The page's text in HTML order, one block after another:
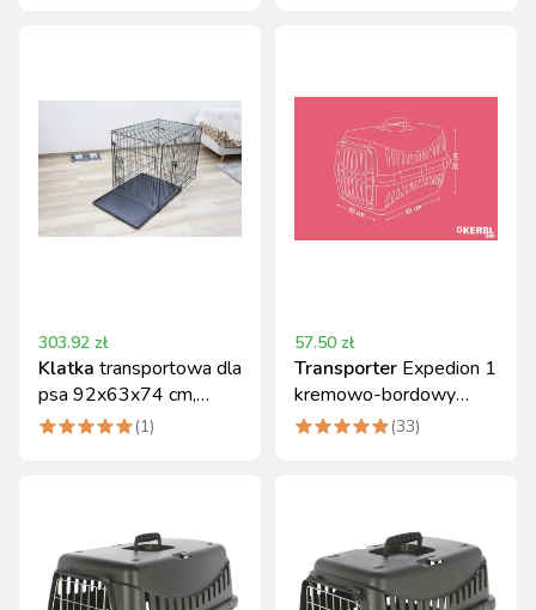
303.92 zł
Klatka transportowa dla
psa 92x63x74 cm,
Kerbl
(1)
57.50 zł
Transporter Expedion 1
kremowo-bordowy
45x30x30 cm, 1,5 kg
(33)